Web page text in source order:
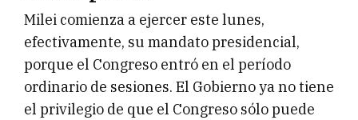
Milei comienza a ejercer este lunes,
efectivamente, su mandato presidencial,
porque el Congreso entró en el período
ordinario de sesiones. El Gobierno ya no tiene
el privilegio de que el Congreso sólo puede